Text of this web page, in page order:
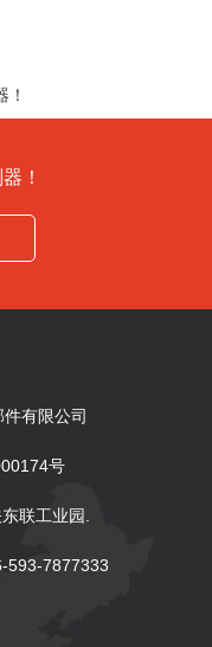
！
！
有限公司
号
联工业园.
593-7877333